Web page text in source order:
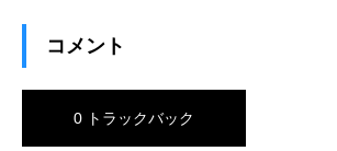
コメント
0 トラックバック